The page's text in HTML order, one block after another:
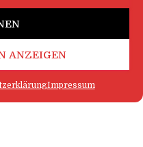
ANZEIGEN
Impressum